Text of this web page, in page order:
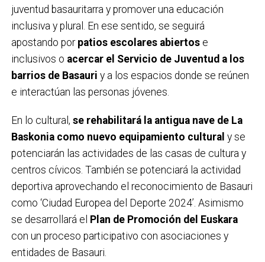
juventud basauritarra y promover una educación
inclusiva y plural. En ese sentido, se seguirá
apostando por patios escolares abiertose
inclusivos o acercar el Servicio de Juventud a los
barrios de Basauri y a los espacios donde se reúnen
e interactúan las personas jóvenes.
En lo cultural, se rehabilitará la antigua nave de La
Baskonia como nuevo equipamiento cultural y se
potenciarán las actividades de las casas de cultura y
centros cívicos. También se potenciará la actividad
deportiva aprovechando el reconocimiento de Basauri
como ‘Ciudad Europea del Deporte 2024’. Asimismo
se desarrollará el Plan de Promoción del Euskara
con un proceso participativo con asociaciones y
entidades de Basauri.